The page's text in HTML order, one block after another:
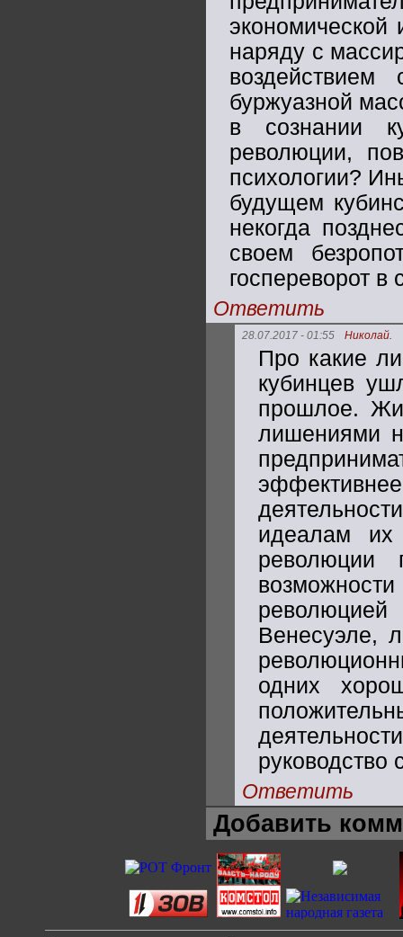
наряду с
воздействием
буржуазной
в сознании
революции,
психологии?
будущем
некогда
своем
госпереворот в
Ответить
28.07.2017 - 01:55 Николай.
Про какие
кубинцев
прошлое.
лишениями
идеалам их
революции
Венесуэле,
одних
руководство
Ответить
Добавить